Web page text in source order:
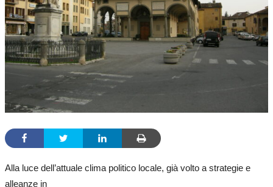
Alla luce dell’attuale clima politico locale, già volto a strategie e
alleanze in